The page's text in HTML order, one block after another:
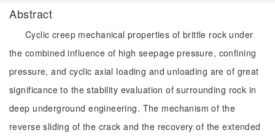
Abstract
Cyclic creep mechanical properties of brittle rock under
the combined influence of high seepage pressure, confining
pressure, and cyclic axial loading and unloading are of great
significance to the stability evaluation of surrounding rock in
deep underground engineering. The mechanism of the
reverse sliding of the crack and the recovery of the extended